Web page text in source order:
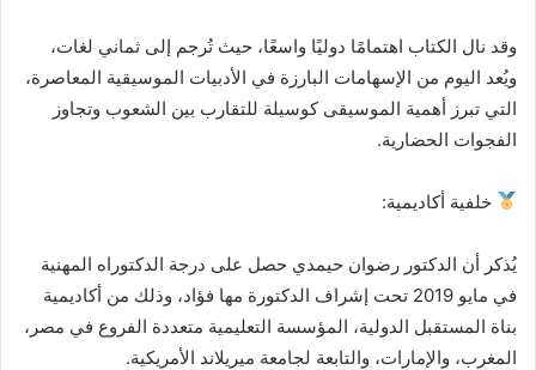
وقد نال الكتاب اهتمامًا دوليًا واسعًا، حيث تُرجم إلى ثماني لغات،
ويُعد اليوم من الإسهامات البارزة في الأدبيات الموسيقية المعاصرة،
التي تبرز أهمية الموسيقى كوسيلة للتقارب بين الشعوب وتجاوز
الفجوات الحضارية.
خلفية أكاديمية:
يُذكر أن الدكتور رضوان حيمدي حصل على درجة الدكتوراه المهنية
في مايو 2019 تحت إشراف الدكتورة مها فؤاد، وذلك من أكاديمية
بناة المستقبل الدولية، المؤسسة التعليمية متعددة الفروع في مصر،
المغرب، والإمارات، والتابعة لجامعة ميريلاند الأمريكية.